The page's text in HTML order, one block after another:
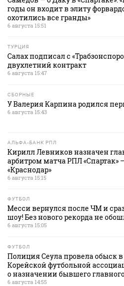
годы он входит в элиту
охотились все гранды»
6 августа 15:51
ТУРЦИЯ
Салах подписал с
двухлетний контракт
6 августа 15:47
СБОРНЫЕ
У Валерия Карпина родился
6 августа 15:43
АЛЬФА-БАНК РПЛ
Кирилл Левников назначен
арбитром матча РПЛ «Спартак»
«Краснодар»
6 августа 15:15
ФУТБОЛ
Месси вернулся после ЧМ и
шоу! Без нового рекорда не
6 августа 15:05
ФУТБОЛ
Полиция Сеула провела обыск
Корейской футбольной
о назначении бывшего
6 августа 14:55